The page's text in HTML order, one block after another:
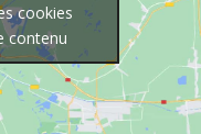
cookies
contenu